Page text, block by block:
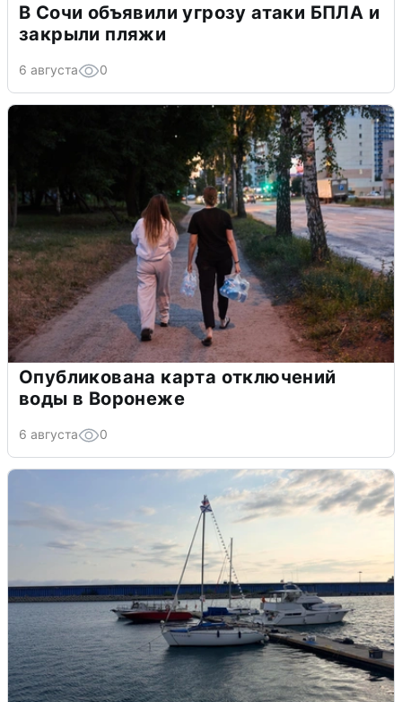
В Сочи объявили угрозу атаки БПЛА и
закрыли пляжи
6 августа 0
Опубликована карта отключений
воды в Воронеже
6 августа 0